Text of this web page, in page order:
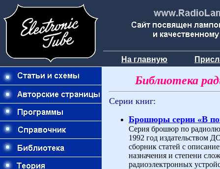
На главную
Библиотека
Серии книг:
Брошюры серии «В
Серия брошюр по
1992 год издательством
сборник статей с
назначения и степени
радиоэлектронных